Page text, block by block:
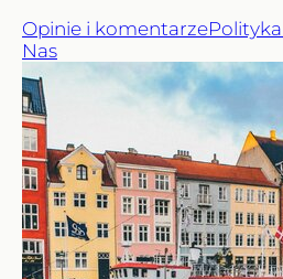
Opinie i komentarzePolityka
Nas